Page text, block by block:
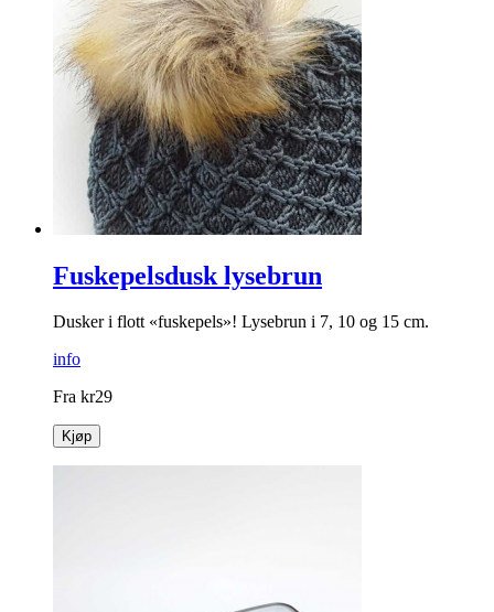
Fuskepelsdusk lysebrun
Dusker i flott «fuskepels»! Lysebrun i 7, 10 og 15 cm.
info
Fra kr29
Kjøp